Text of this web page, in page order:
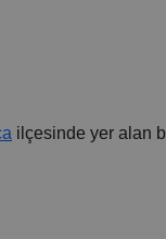
ilçesinde yer alan